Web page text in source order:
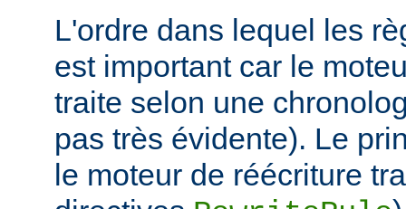
L'ordre dans lequel les
est important car le
traite selon une
pas très évidente). Le
le moteur de réécriture